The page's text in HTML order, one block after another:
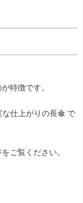
が特徴です。
仕上がりの長傘 で
ご覧ください。